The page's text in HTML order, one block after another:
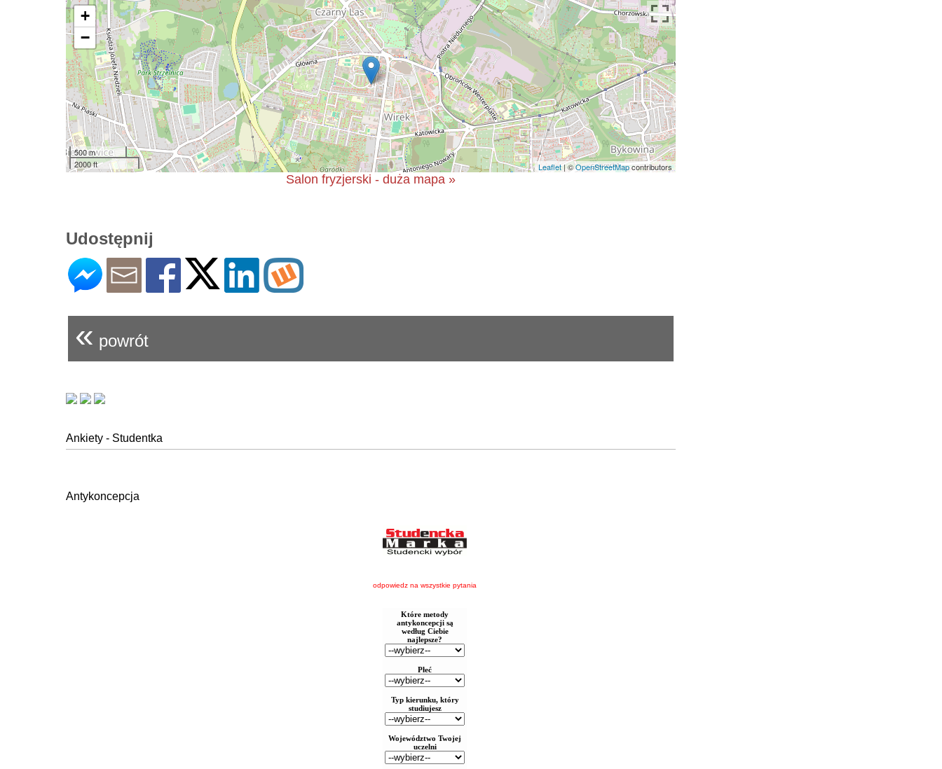
+
−
500 m
2000 ft
Leaflet| ©OpenStreetMapcontributors
Salon fryzjerski - duża mapa »
Udostępnij
« powrót
Ankiety - Studentka
Antykoncepcja
odpowiedz na wszystkie pytania